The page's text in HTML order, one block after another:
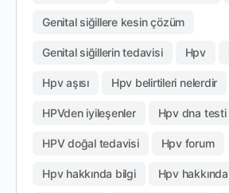
Genital siğillere kesin çözüm
Genital siğillerin tedavisi Hpv
Hpv aşısı Hpv belirtileri nelerdir
HPVden iyileşenler Hpv dna testi
HPV doğal tedavisi Hpv forum
Hpv hakkında bilgi Hpv